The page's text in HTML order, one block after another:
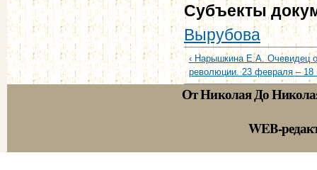
Субъекты
Вырубова
‹ Нарышкина Е.А. Очевидец
революции. 23 февраля – 18
От Николая До
WEB-